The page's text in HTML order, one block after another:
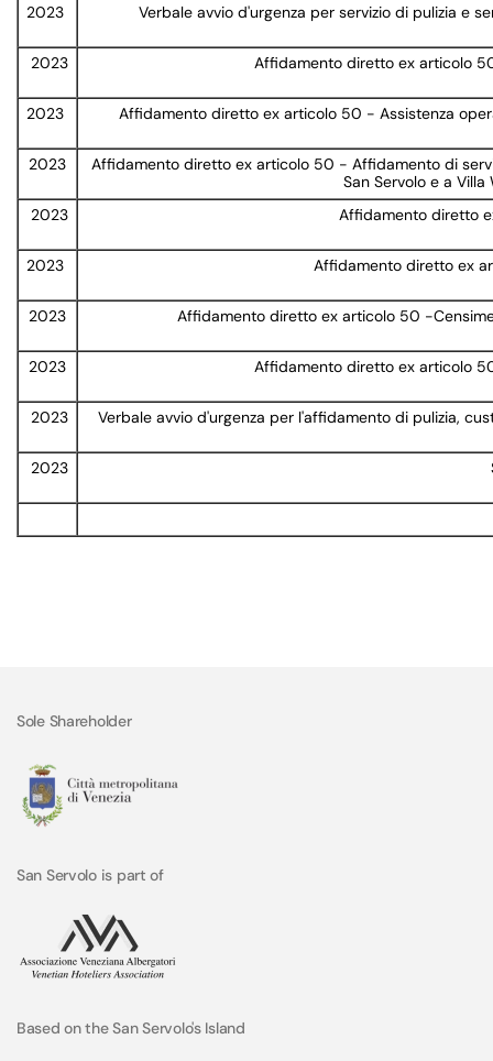
2023 Verbale avvio d'urgenza per servizio di pulizia e
2023 Affidamento diretto ex articolo
2023 Affidamento diretto ex articolo 50 - Assistenza
2023
Affidamento diretto ex articolo 50 - Affidamento di
San Servolo e a
2023
Affidamento diretto
2023 Affidamento diretto ex
2023 Affidamento diretto ex articolo 50 -
2023 Affidamento diretto ex articolo
2023 Verbale avvio d'urgenza per l'affidamento di pulizia,
2023
Sole Shareholder
San Servolo is part of
Based on the San Servolo's Island